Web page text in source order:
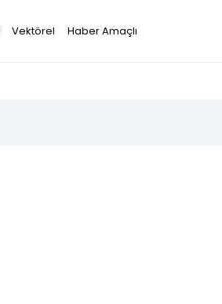
Vektörel Haber Amaçlı